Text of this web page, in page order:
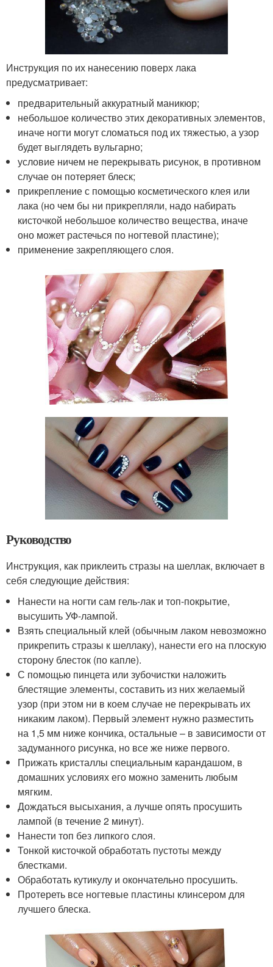
Инструкция по их нанесению поверх лака
предусматривает:
предварительный аккуратный маникюр;
небольшое количество этих декоративных элементов,
иначе ногти могут сломаться под их тяжестью, а узор
будет выглядеть вульгарно;
условие ничем не перекрывать рисунок, в противном
случае он потеряет блеск;
прикрепление с помощью косметического клея или
лака (но чем бы ни прикрепляли, надо набирать
кисточкой небольшое количество вещества, иначе
оно может растечься по ногтевой пластине);
применение закрепляющего слоя.
Руководство
Инструкция, как приклеить стразы на шеллак, включает в
себя следующие действия:
Нанести на ногти сам гель-лак и топ-покрытие,
высушить УФ-лампой.
Взять специальный клей (обычным лаком невозможно
прикрепить стразы к шеллаку), нанести его на плоскую
сторону блесток (по капле).
С помощью пинцета или зубочистки наложить
блестящие элементы, составить из них желаемый
узор (при этом ни в коем случае не перекрывать их
никаким лаком). Первый элемент нужно разместить
на 1,5 мм ниже кончика, остальные – в зависимости от
задуманного рисунка, но все же ниже первого.
Прижать кристаллы специальным карандашом, в
домашних условиях его можно заменить любым
мягким.
Дождаться высыхания, а лучше опять просушить
лампой (в течение 2 минут).
Нанести топ без липкого слоя.
Тонкой кисточкой обработать пустоты между
блестками.
Обработать кутикулу и окончательно просушить.
Протереть все ногтевые пластины клинсером для
лучшего блеска.